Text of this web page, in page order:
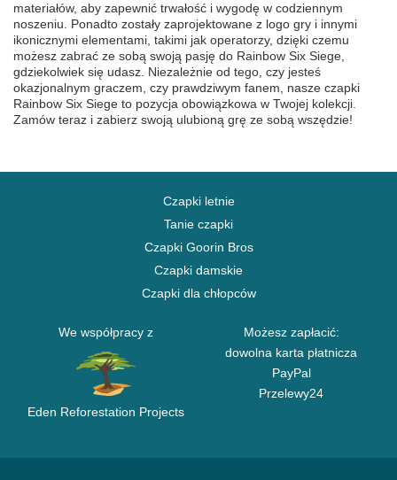
materiałów, aby zapewnić trwałość i wygodę w codziennym
noszeniu. Ponadto zostały zaprojektowane z logo gry i innymi
ikonicznymi elementami, takimi jak operatorzy, dzięki czemu
możesz zabrać ze sobą swoją pasję do Rainbow Six Siege,
gdziekolwiek się udasz. Niezależnie od tego, czy jesteś
okazjonalnym graczem, czy prawdziwym fanem, nasze czapki
Rainbow Six Siege to pozycja obowiązkowa w Twojej kolekcji.
Zamów teraz i zabierz swoją ulubioną grę ze sobą wszędzie!
Czapki letnie
Tanie czapki
Czapki Goorin Bros
Czapki damskie
Czapki dla chłopców
We współpracy z
Eden Reforestation Projects
Możesz zapłacić:
dowolna karta płatnicza
PayPal
Przelewy24